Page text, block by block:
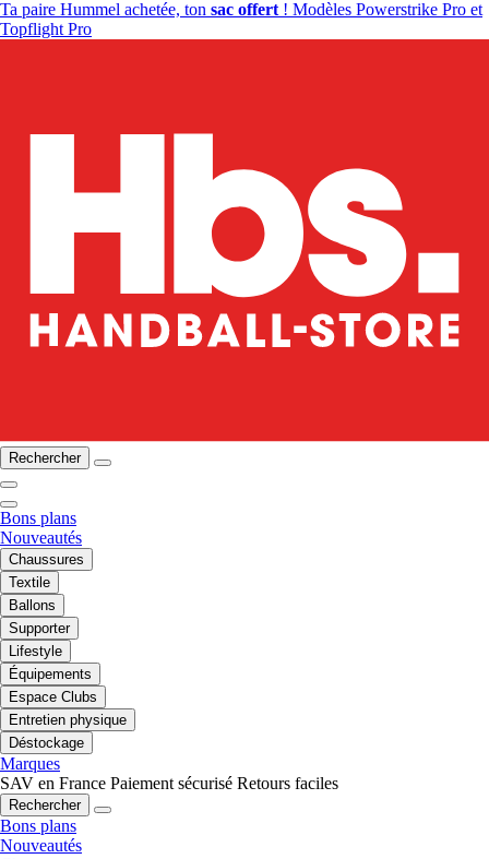
Ta paire Hummel achetée, ton sac offert ! Modèles Powerstrike Pro et
Topflight Pro
Rechercher
Bons plans
Nouveautés
Chaussures
Textile
Ballons
Supporter
Lifestyle
Équipements
Espace Clubs
Entretien physique
Déstockage
Marques
SAV en France Paiement sécurisé Retours faciles
Rechercher
Bons plans
Nouveautés